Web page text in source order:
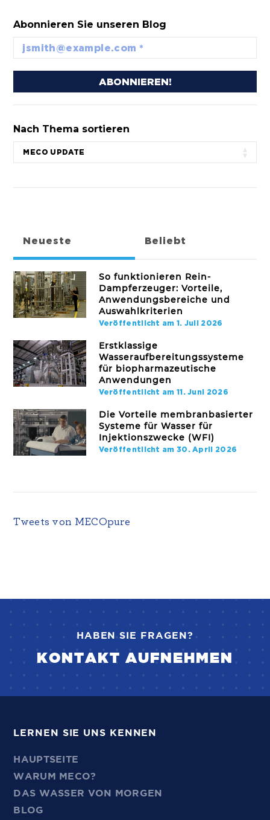
Abonnieren Sie unseren Blog
Nach Thema sortieren
Neueste Beliebt
So funktionieren Rein-
Dampferzeuger: Vorteile,
Anwendungsbereiche und
Auswahlkriterien
Veröffentlicht am 1. Juli 2026
Erstklassige
Wasseraufbereitungssysteme
für biopharmazeutische
Anwendungen
Veröffentlicht am 11. Juni 2026
Die Vorteile membranbasierter
Systeme für Wasser für
Injektionszwecke (WFI)
Veröffentlicht am 30. April 2026
Tweets von MECOpure
HABEN SIE FRAGEN?
KONTAKT AUFNEHMEN
LERNEN SIE UNS KENNEN
HAUPTSEITE
WARUM MECO?
DAS WASSER VON MORGEN
BLOG